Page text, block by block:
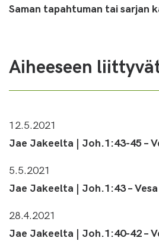
Saman tapahtuman tai sarjan
Aiheeseen
12.5.2021
Jae Jakeelta | Joh.1:43-45 –
5.5.2021
Jae Jakeelta | Joh.1:43 –
28.4.2021
Jae Jakeelta | Joh.1:40-42 –